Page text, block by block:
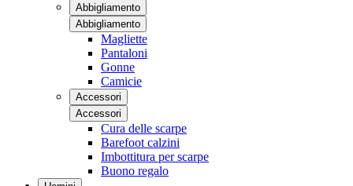
Abbigliamento
Abbigliamento
Magliette
Pantaloni
Gonne
Camicie
Accessori
Accessori
Cura delle scarpe
Barefoot calzini
Imbottitura per scarpe
Buono regalo